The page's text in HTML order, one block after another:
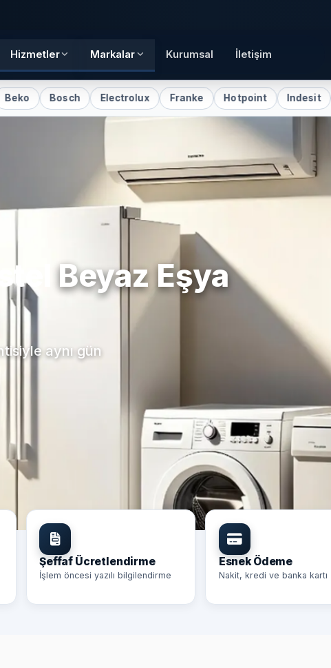
Hizmetler Markalar Kurumsal İletişim
Bosch Electrolux Franke Hotpoint Indesit Miele
Beyaz Eşya
aynı gün
Şeffaf Ücretlendirme
İşlem öncesi yazılı bilgilendirme
Esnek Ödeme
Nakit, kredi ve banka kartı